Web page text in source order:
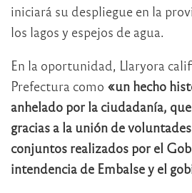
iniciará su despliegue en la
los lagos y espejos de agua.
En la oportunidad, Llaryora
Prefectura como «un hecho
anhelado por la ciudadanía,
gracias a la unión de
conjuntos realizados por el
intendencia de Embalse y el